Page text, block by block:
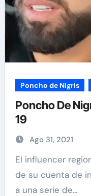
Poncho de Nigris
Poncho De
19
Ago 31, 2021
El influencer regiomontano compartió a través
de su cuenta de
a una serie de…